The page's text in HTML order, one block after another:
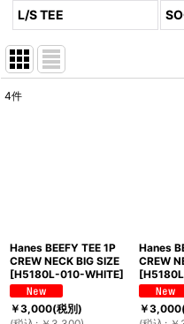
L/S TEE
4件
Hanes BEEFY TEE 1P
CREW NECK BIG SIZE
[H5180L-010-WHITE]
￥3,000(税別)
Hanes
CREW
[
￥3,000